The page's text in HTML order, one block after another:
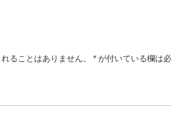
ることはありません。 * が付いている欄は必